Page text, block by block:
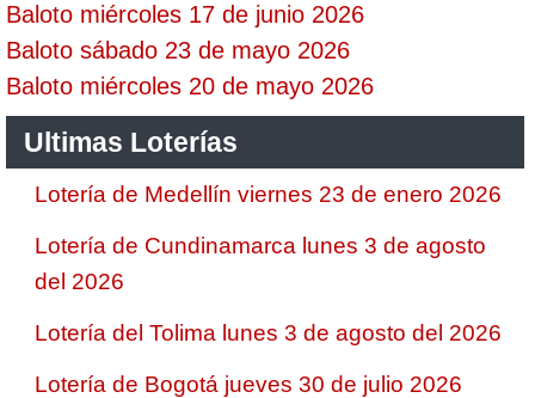
Baloto miércoles 17 de junio 2026
Baloto sábado 23 de mayo 2026
Baloto miércoles 20 de mayo 2026
Ultimas Loterías
Lotería de Medellín viernes 23 de enero 2026
Lotería de Cundinamarca lunes 3 de agosto
del 2026
Lotería del Tolima lunes 3 de agosto del 2026
Lotería de Bogotá jueves 30 de julio 2026